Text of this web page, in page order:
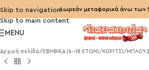
Skip to navigation
Skip to main content
Δωρεάν μεταφορικά άνω των
MENU
Αρχική σελίδα/ ΕΦΗΒΙΚΑ (6-18 ΕΤΩΝ)/ ΚΟΡΙΤΣΙ /